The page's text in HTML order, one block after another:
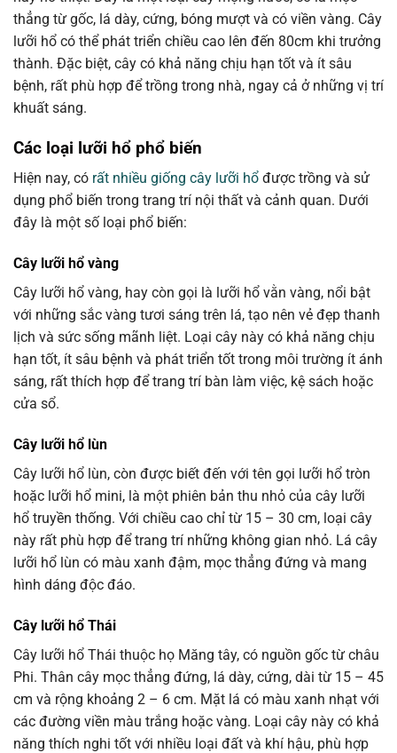
thẳng từ gốc, lá dày, cứng, bóng mượt và có viền vàng. Cây
lưỡi hổ có thể phát triển chiều cao lên đến 80cm khi trưởng
thành. Đặc biệt, cây có khả năng chịu hạn tốt và ít sâu
bệnh, rất phù hợp để trồng trong nhà, ngay cả ở những vị trí
khuất sáng.
Các loại lưỡi hổ phổ biến
Hiện nay, có rất nhiều giống cây lưỡi hổ được trồng và sử
dụng phổ biến trong trang trí nội thất và cảnh quan. Dưới
đây là một số loại phổ biến:
Cây lưỡi hổ vàng
Cây lưỡi hổ vàng, hay còn gọi là lưỡi hổ vằn vàng, nổi bật
với những sắc vàng tươi sáng trên lá, tạo nên vẻ đẹp thanh
lịch và sức sống mãnh liệt. Loại cây này có khả năng chịu
hạn tốt, ít sâu bệnh và phát triển tốt trong môi trường ít ánh
sáng, rất thích hợp để trang trí bàn làm việc, kệ sách hoặc
cửa sổ.
Cây lưỡi hổ lùn
Cây lưỡi hổ lùn, còn được biết đến với tên gọi lưỡi hổ tròn
hoặc lưỡi hổ mini, là một phiên bản thu nhỏ của cây lưỡi
hổ truyền thống. Với chiều cao chỉ từ 15 – 30 cm, loại cây
này rất phù hợp để trang trí những không gian nhỏ. Lá cây
lưỡi hổ lùn có màu xanh đậm, mọc thẳng đứng và mang
hình dáng độc đáo.
Cây lưỡi hổ Thái
Cây lưỡi hổ Thái thuộc họ Măng tây, có nguồn gốc từ châu
Phi. Thân cây mọc thẳng đứng, lá dày, cứng, dài từ 15 – 45
cm và rộng khoảng 2 – 6 cm. Mặt lá có màu xanh nhạt với
các đường viền màu trắng hoặc vàng. Loại cây này có khả
năng thích nghi tốt với nhiều loại đất và khí hậu, phù hợp